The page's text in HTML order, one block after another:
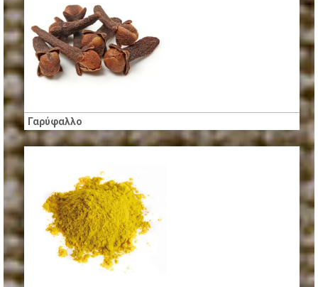
Γαρύφαλλο